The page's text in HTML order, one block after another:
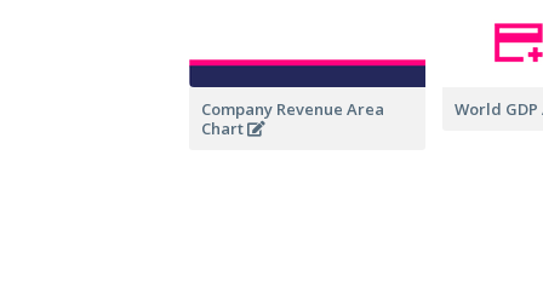
Company Revenue Area
Chart
World